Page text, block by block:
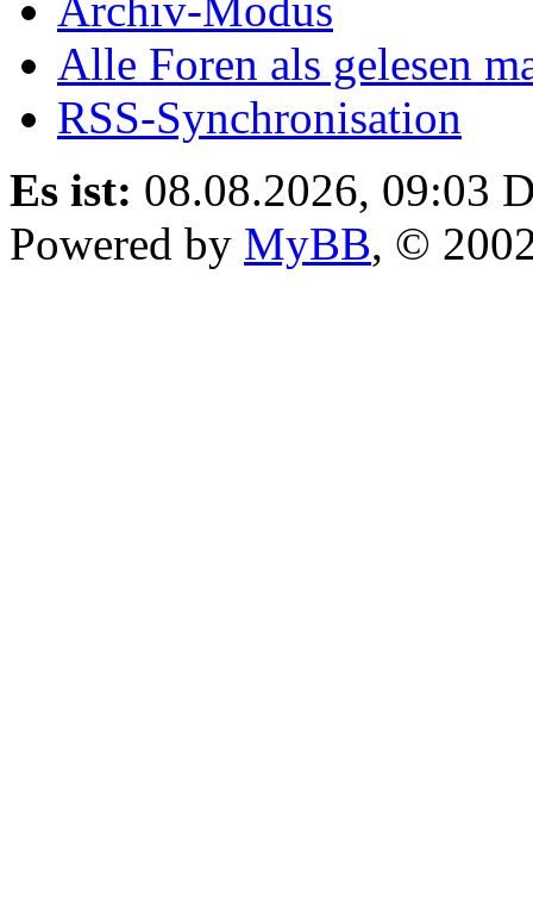
Alle Foren als gelesen
RSS-Synchronisation
Es ist: 08.08.2026, 09:03
Powered by MyBB, ©